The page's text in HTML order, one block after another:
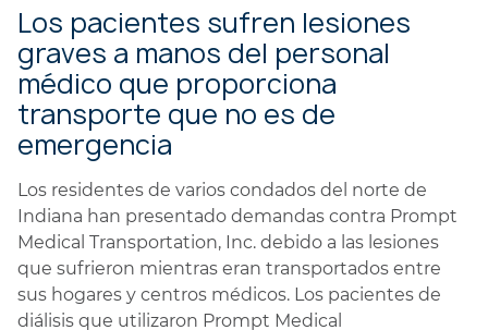
Los pacientes sufren lesiones
graves a manos del personal
médico que proporciona
transporte que no es de
emergencia
Los residentes de varios condados del norte de
Indiana han presentado demandas contra Prompt
Medical Transportation, Inc. debido a las lesiones
que sufrieron mientras eran transportados entre
sus hogares y centros médicos. Los pacientes de
diálisis que utilizaron Prompt Medical